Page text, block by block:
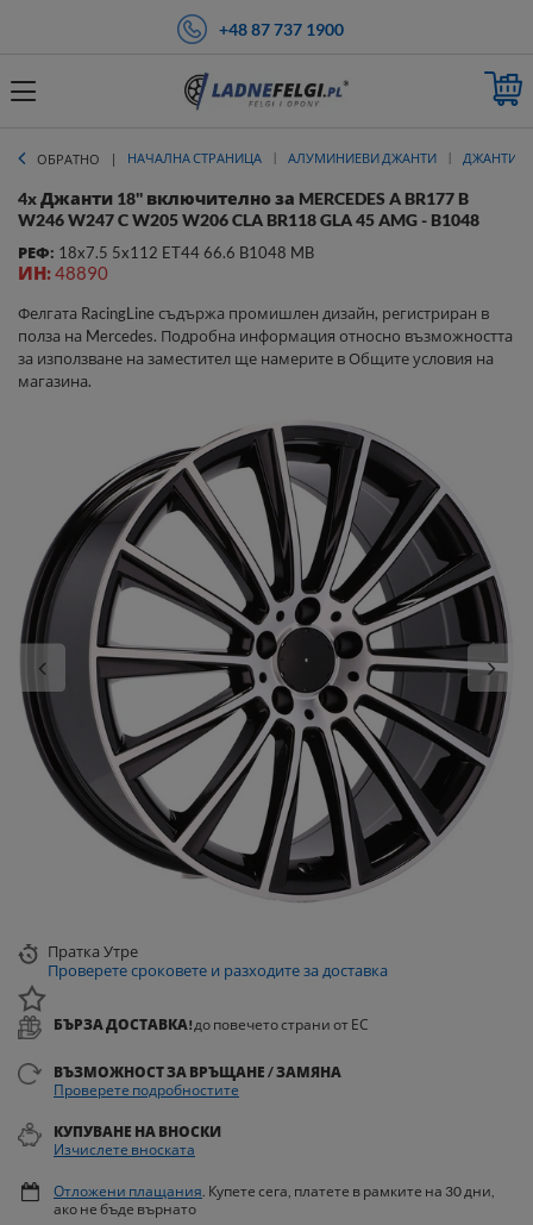
+48 87 737 1900
ОБРАТНО НАЧАЛНА СТРАНИЦА АЛУМИНИЕВИ ДЖАНТИ ДЖАНТИ 18
4x Джанти 18'' включително за MERCEDES A BR177 B
W246 W247 C W205 W206 CLA BR118 GLA 45 AMG - B1048
РЕФ: 18x7.5 5x112 ET44 66.6 B1048 MB
ИН:48890
Фелгата RacingLine съдържа промишлен дизайн, регистриран в
полза на Mercedes. Подробна информация относно възможността
за използване на заместител ще намерите в Общите условия на
магазина.
Пратка Утре
Проверете сроковете и разходите за доставка
БЪРЗА ДОСТАВКА!до повечето страни от ЕС
ВЪЗМОЖНОСТ ЗА ВРЪЩАНЕ / ЗАМЯНА
Проверете подробностите
КУПУВАНЕ НА ВНОСКИ
Изчислете вноската
Отложени плащания. Купете сега, платете в рамките на 30 дни,
ако не бъде върнато